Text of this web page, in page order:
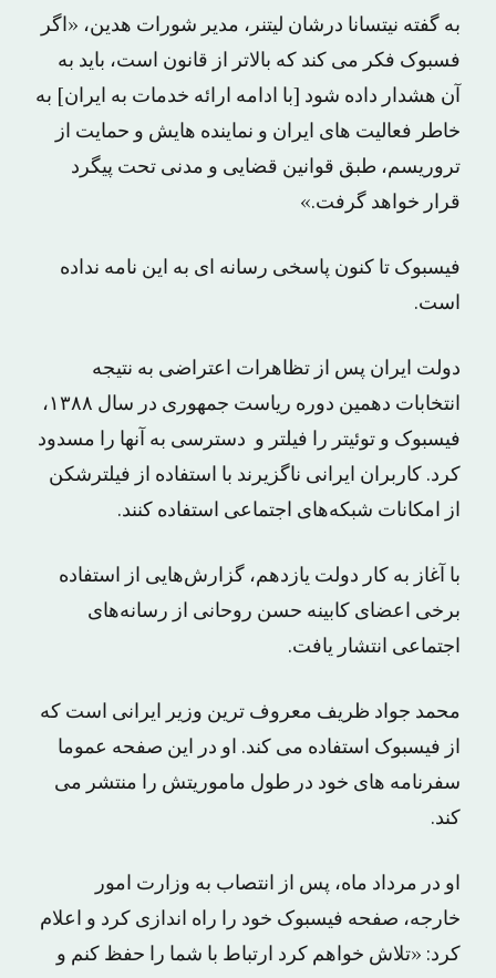
به گفته نیتسانا درشان لیتنر، مدیر شورات هدین، «اگر
فسبوک فکر می کند که بالاتر از قانون است، باید به
آن هشدار داده شود [با ادامه ارائه خدمات به ایران] به
خاطر فعالیت های ایران و نماینده هایش و حمایت از
تروریسم، طبق قوانین قضایی و مدنی تحت پیگرد
قرار خواهد گرفت.»
فیسبوک تا کنون پاسخی رسانه ای به این نامه نداده
است.
دولت ایران پس از تظاهرات اعتراضی به نتیجه
انتخابات دهمین دوره ریاست جمهوری در سال ١۳٨٨،
فیسبوک و توئیتر را فیلتر و دسترسی به آنها را مسدود
کرد. کاربران ایرانی ناگزیرند با استفاده از فیلترشکن
از امکانات شبکه‌های اجتماعی استفاده کنند.
با آغاز به کار دولت یازدهم، گزارش‌هایی از استفاده
برخی اعضای کابینه حسن روحانی از رسانه‌های
اجتماعی انتشار یافت.
محمد جواد ظریف معروف ترین وزیر ایرانی است که
از فیسبوک استفاده می کند. او در این صفحه عموما
سفرنامه های خود در طول ماموریتش را منتشر می
کند.
او در مرداد ماه، پس از انتصاب به وزارت امور
خارجه، صفحه فیسبوک خود را راه اندازی کرد و اعلام
کرد: «تلاش خواهم کرد ارتباط با شما را حفظ کنم و